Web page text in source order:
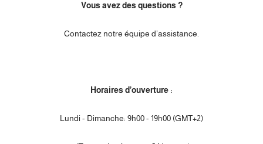
Vous avez des questions ?
Contactez notre équipe d’assistance.
Horaires d’ouverture :
Lundi - Dimanche: 9h00 - 19h00 (GMT+2)